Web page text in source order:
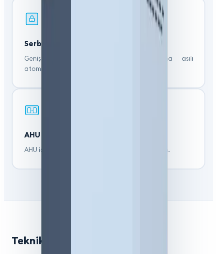
Serbest Mekan
Geniş mekanlarda tavan veya tavana asılı
atomizasyon sistemi.
AHU Gövdesine Entegre
AHU içine entegre yüksek basınçlı atomizasyon.
Teknik Özellikler